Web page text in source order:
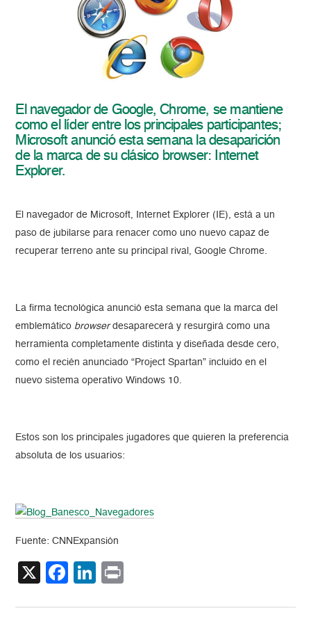
El navegador de Google, Chrome, se mantiene
como el líder entre los principales participantes;
Microsoft anunció esta semana la desaparición
de la marca de su clásico browser: Internet
Explorer.
El navegador de Microsoft, Internet Explorer (IE), está a un
paso de jubilarse para renacer como uno nuevo capaz de
recuperar terreno ante su principal rival, Google Chrome.
La firma tecnológica anunció esta semana que la marca del
emblemático browserdesaparecerá y resurgirá como una
herramienta completamente distinta y diseñada desde cero,
como el recién anunciado “Project Spartan” incluido en el
nuevo sistema operativo Windows 10.
Estos son los principales jugadores que quieren la preferencia
absoluta de los usuarios:
Fuente: CNNExpansión
X Facebook
LinkedIn